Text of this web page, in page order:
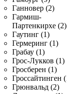
Ганновер (2)
Гармиш-
Партенкирхе (2)
Гаутинг (1)
Гермеринг (1)
Грабау (1)
Грос-Лукков (1)
Гросберен (1)
Гроссайтинген
Грюнвальд (2)